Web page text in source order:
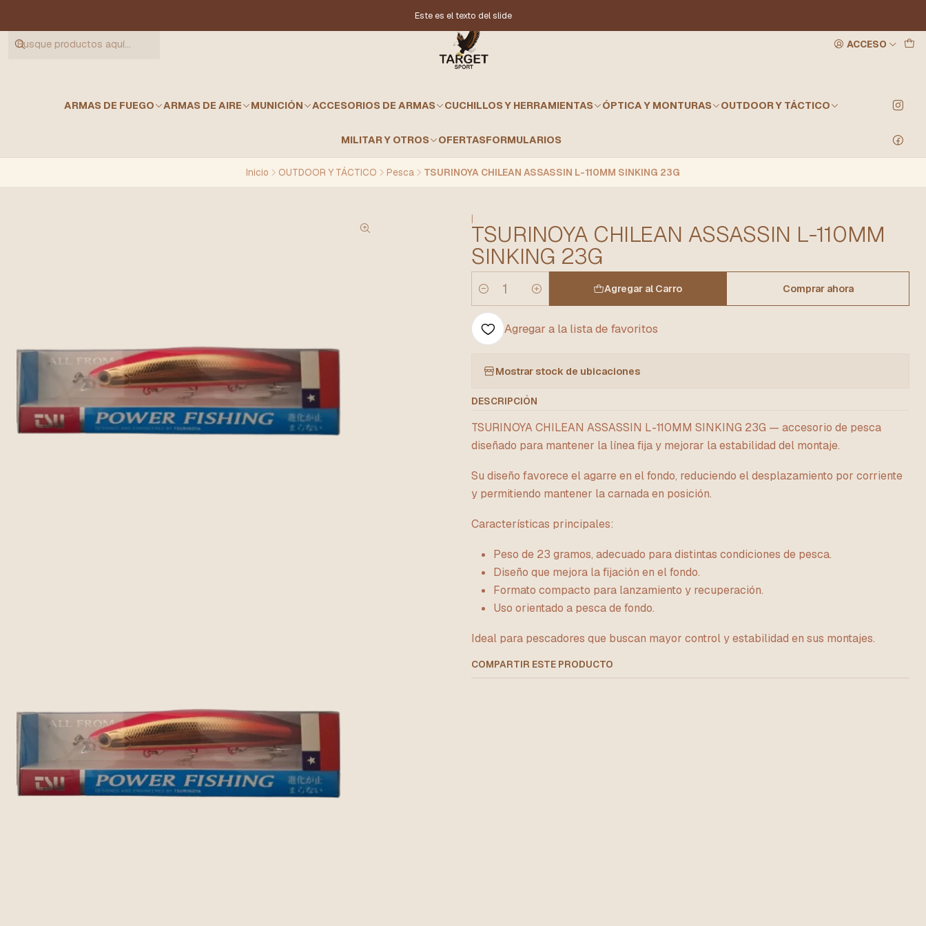
ACCESO
ARMAS DE FUEGO ARMAS DE AIRE MUNICIÓN ACCESORIOS DE ARMAS CUCHILLOS Y HERRAMIENTAS ÓPTICA Y MONTURAS OUTDOOR Y TÁCTICO
MILITAR Y OTROS OFERTASFORMULARIOS
Este es el texto del slide
Inicio OUTDOOR Y TÁCTICO Pesca TSURINOYA CHILEAN ASSASSIN L-110MM SINKING 23G
|
TSURINOYA CHILEAN ASSASSIN L-110MM
SINKING 23G
Cantidad
Agregar al Carro Comprar ahora
Agregar a la lista de favoritos
Mostrar stock de ubicaciones
DESCRIPCIÓN
TSURINOYA CHILEAN ASSASSIN L-110MM SINKING 23G — accesorio de pesca
diseñado para mantener la línea fija y mejorar la estabilidad del montaje.
Su diseño favorece el agarre en el fondo, reduciendo el desplazamiento por corriente
y permitiendo mantener la carnada en posición.
Características principales:
Peso de 23 gramos, adecuado para distintas condiciones de pesca.
Diseño que mejora la fijación en el fondo.
Formato compacto para lanzamiento y recuperación.
Uso orientado a pesca de fondo.
Ideal para pescadores que buscan mayor control y estabilidad en sus montajes.
COMPARTIR ESTE PRODUCTO